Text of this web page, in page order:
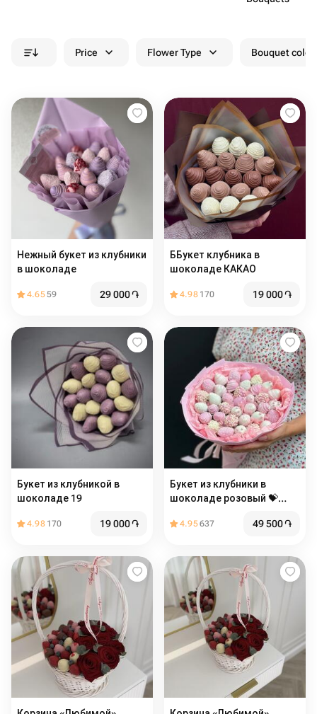
Price Flower Type Bouquet
Нежный букет из клубники
в шоколаде
4.6559 29 000֏
ББукет клубника в
шоколаде КАКАО
4.98 170 19 000֏
Букет из клубникой в
шоколаде 19
4.98 170 19 000֏
Букет из клубники в
шоколаде розовый 💝️
4.95637 49 500֏